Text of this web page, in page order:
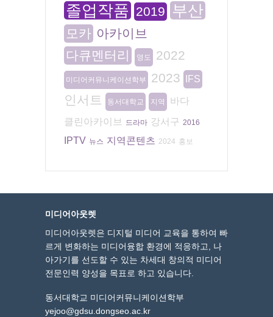
졸업작품 2019 부산
모카 아카이브
다큐멘터리
영도 2022
미디어커뮤니케이션학부 2023 IFS
인서트 동서대학교 지역
바다
클린아카이브
드라마 강서구 2016
IPTV 뉴스 지역콘텐츠 2024 홍보
미디어아웃렛
미디어아웃렛은 디지털 미디어 교육을 통하여 빠
르게 변화하는 미디어융합 환경에 적응하고, 나
아가기를 선도할 수 있는 차세대 창의적 미디어
전문인력 양성을 목표로 하고 있습니다.
동서대학교 미디어커뮤니케이션학부
yejoo@gdsu.dongseo.ac.kr